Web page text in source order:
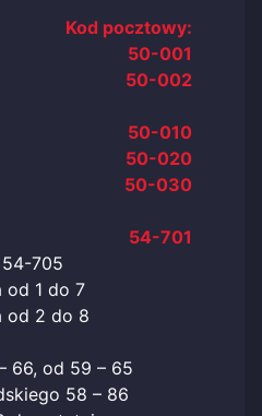
Kod pocztowy:
50-001
50-002
50-010
50-020
50-030
54-701
705
od 1 do 7
od 2 do 8
66, od 59 – 65
58 – 86